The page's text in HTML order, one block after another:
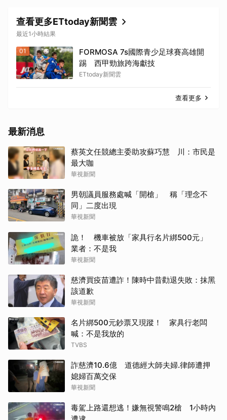
查看更多ETtoday新聞雲
最近1小時結果
01
FORMOSA 7s國際青少足球賽高雄開
踢 西甲勁旅跨海獻技
ETtoday新聞雲
查看更多
最新消息
蔡英文任競總主委助攻蘇巧慧 川：市民是
最大咖
華視新聞
男朝議員服務處喊「開槍」 稱「理念不
同」二度出現
華視新聞
詭！ 機車被放「家具行名片綁500元」
業者：不是我
華視新聞
慈濟買疫苗遭詐！陳時中昔勸退失敗：抹黑
該道歉
華視新聞
名片綁500元鈔票又現蹤！ 家具行老闆
喊：不是我放的
TVBS
詐慈濟10.6億 道德經大師夫婦.律師遭押
媳婦百萬交保
華視新聞
毒駕上路還想逃！嫌無視警鳴2槍 1小時內